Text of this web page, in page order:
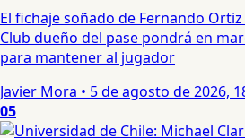
El fichaje soñado de Fernando Ortiz
Club dueño del pase pondrá en
para mantener al jugador
Javier Mora • 5 de agosto de 2026,
05